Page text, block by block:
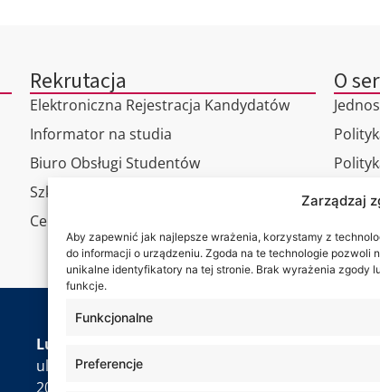
Zarządzaj
Aby zapewnić jak najlepsze wrażenia, korzystamy z
do informacji o urządzeniu. Zgoda na te technologie
unikalne identyfikatory na tej stronie. Brak wyrażenia zgody
funkcje.
Funkcjonalne
Preferencje
Rekrutacja
Elektroniczna Rejestracja Kandydatów
Informator na studia
Biuro Obsługi Studentów
Szkoła Doktorska
Centrum Studiów Podyplomowych
O
RODO
Lubelska Akademia WSEI
ul. Projektowa 4
20-209 Lublin